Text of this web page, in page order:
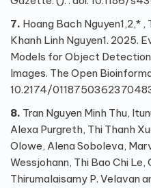
7. Hoang Bach Nguyen1,2,* ,
Khanh Linh Nguyen1. 2025.
Models for Object
Images. The Open
10.2174/
8. Tran Nguyen Minh Thu,
Alexa Purgreth, Thi Thanh
Olowe, Alena Soboleva,
Wessjohann, Thi Bao Chi Le,
Thirumalaisamy P. Velavan